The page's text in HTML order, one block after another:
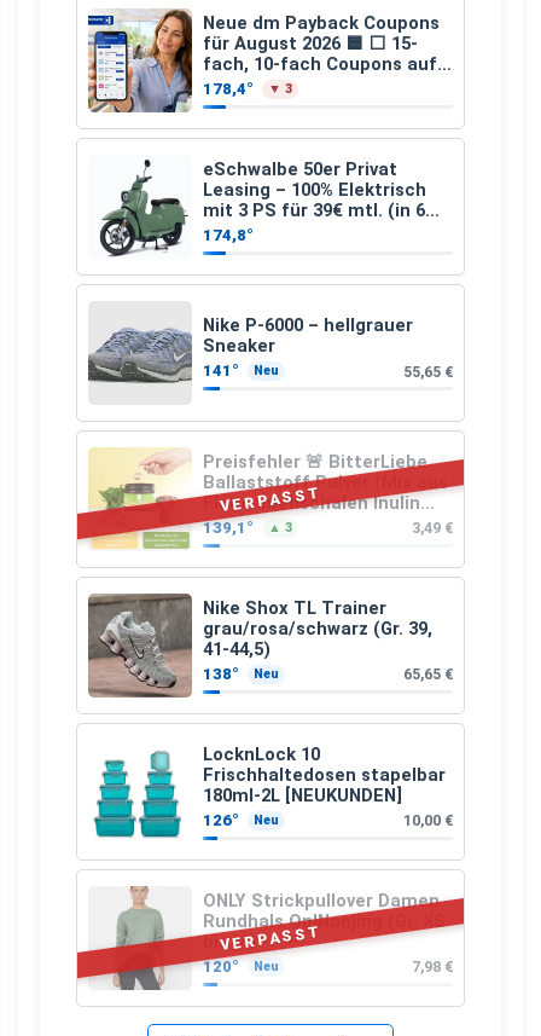
Neue dm Payback Coupons
für August 2026 🟦 ⬜ 15-
fach, 10-fach Coupons auf
den gesamten Einkauf ab 2
€
178,4° ▼ 3
eSchwalbe 50er Privat
Leasing – 100% Elektrisch
mit 3 PS für 39€ mtl. (in 6
schicken Farben LF: 0.43, 36
Monate, Bereitstellung:
159,00 €, 2.500 km/Jahr)
174,8°
Nike P-6000 – hellgrauer
Sneaker
141° Neu 55,65 €
VERPASST
Preisfehler 🚨 BitterLiebe
Ballaststoff Pulver (Mix aus
Flohsamenschalen Inulin
(Präbiotika) Leinsamen &
Apfelfaser)
139,1° ▲ 3 3,49 €
Nike Shox TL Trainer
grau/rosa/schwarz (Gr. 39,
41-44,5)
138° Neu 65,65 €
LocknLock 10
Frischhaltedosen stapelbar
180ml-2L [NEUKUNDEN]
126° Neu 10,00 €
VERPASST
ONLY Strickpullover Damen
Rundhals OnlNanjing (Gr. XS
bis M)
120° Neu 7,98 €